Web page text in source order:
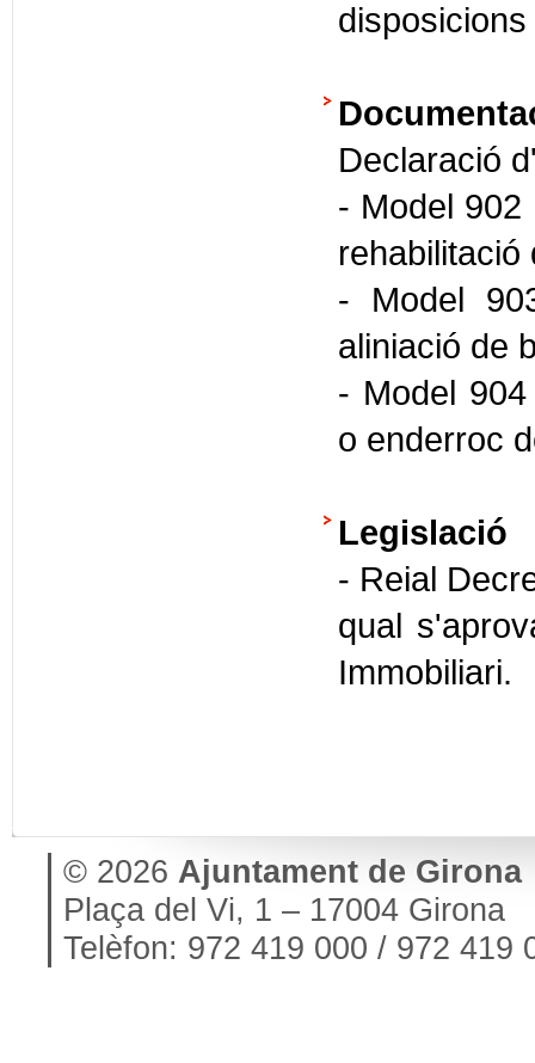
Declaració
- Model 902
rehabilitació
- Model
aliniació de
- Model
o enderroc
Legislació
- Reial
qual
Immobiliari.
© 2026 Ajuntament de Girona
Plaça del Vi, 1 – 17004 Girona
Telèfon: 972 419 000 / 972 419